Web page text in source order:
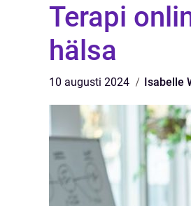
Terapi
hälsa
10 augusti 2024 Isabelle